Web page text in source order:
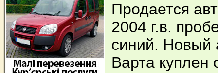
Продается
2004 г.в.
синий. Новый
Варта куплен